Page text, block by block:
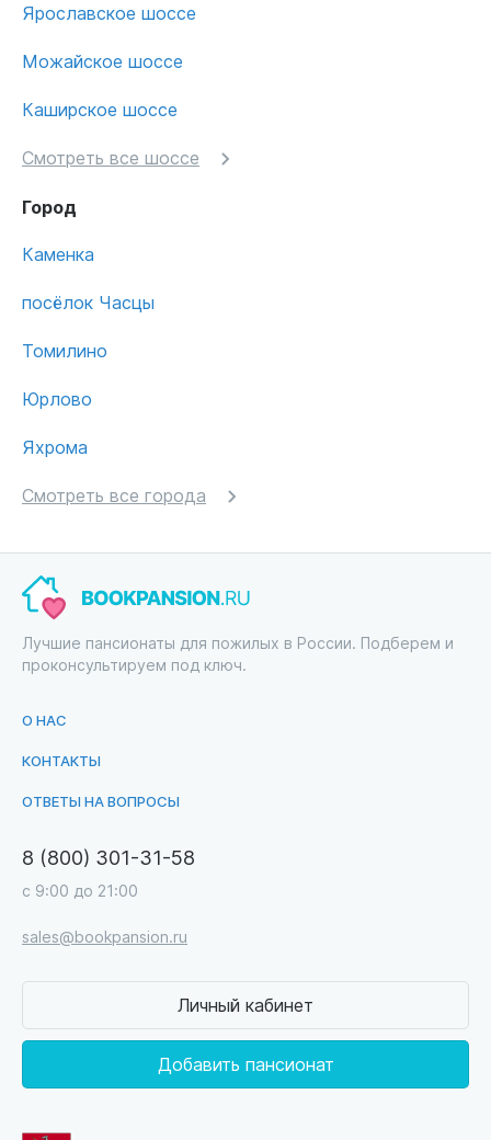
Ярославское шоссе
Можайское шоссе
Каширское шоссе
Смотреть все шоссе
Город
Каменка
посёлок Часцы
Томилино
Юрлово
Яхрома
Смотреть все города
Лучшие пансионаты для пожилых в России. Подберем и
проконсультируем под ключ.
О НАС
КОНТАКТЫ
ОТВЕТЫ НА ВОПРОСЫ
8 (800) 301-31-58
с 9:00 до 21:00
sales@bookpansion.ru
Личный кабинет
Добавить пансионат